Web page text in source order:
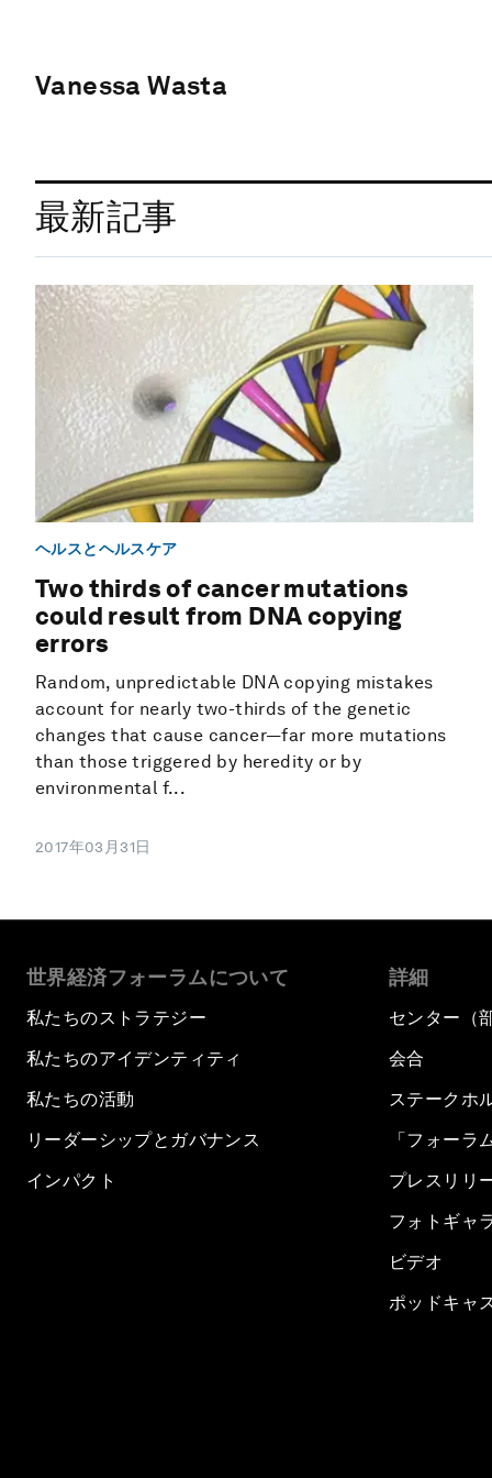
Vanessa Wasta
最新記事
ヘルスとヘルスケア
Two thirds of cancer mutations
could result from DNA copying
errors
Random, unpredictable DNA copying mistakes
account for nearly two-thirds of the genetic
changes that cause cancer—far more mutations
than those triggered by heredity or by
environmental f...
2017年03月31日
世界経済フォーラムについて
私たちのストラテジー
私たちのアイデンティティ
私たちの活動
リーダーシップとガバナンス
インパクト
詳細
センター（
会合
ステークホ
「フォーラ
プレスリリ
フォトギャ
ビデオ
ポッドキャ